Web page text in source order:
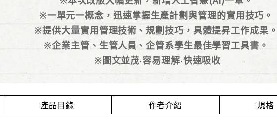
※一單元一概念，迅速掌握生產計劃與管理的實用技巧。
※提供大量實用管理技術、規劃技巧，具體提昇工作成果。
※企業主管、生管人員、企管系學生最佳學習工具書。
※圖文並茂‧容易理解‧快速吸收
產品目錄 作者介紹 規格